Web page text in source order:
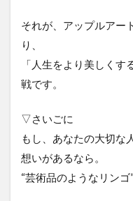
それが、アップルアー
り、
「人生をより美しく
戦です。
▽さいごに
もし、あなたの大切な
想いがあるなら。
“芸術品のようなリンゴ